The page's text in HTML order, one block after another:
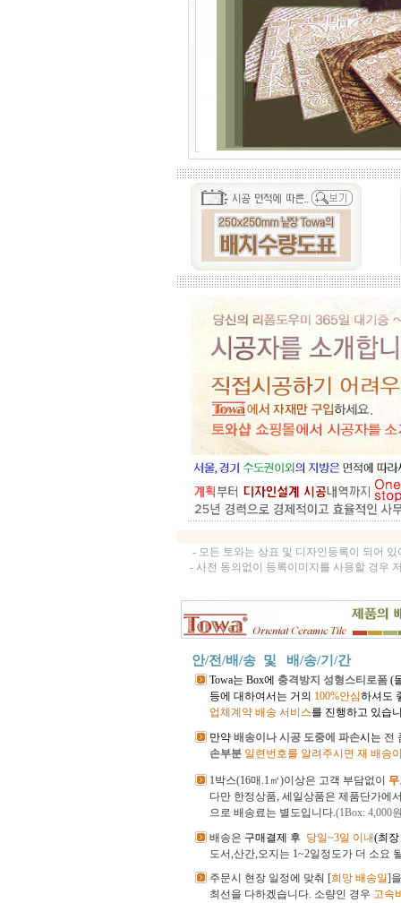
- 모든 토와는 상표 및 디자인등록이 되어
- 사전 동의없이 등록이미지를 사용할 경우
안/전/배/송 및 배/송/기/간
Towa는 Box에 충격방지 성형스티로폼 (
등에 대하여서는 거의 100%안심하셔도
업체계약 배송 서비스를 진행하고 있습
만약배송이나 시공 도중에 파손시는 전
손부분 일련번호를 알려주시면 재 배송
1박스(16매.1㎡)이상은 고객 부담없이
다만 한정상품, 세일상품은 제품단가에
으로 배송료는 별도입니다.(1Box: 4,000
배송은 구매결제 후 당일~3일 이내(최
도서,산간,오지는 1~2일정도가 더 소요
주문시 현장 일정에 맞춰 [희망 배송일]
최선을 다하겠습니다. 소량인 경우 고속